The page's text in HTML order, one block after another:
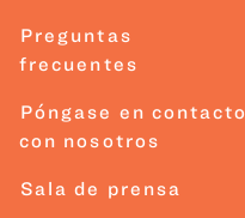
Preguntas
frecuentes
Póngase en contacto
con nosotros
Sala de prensa